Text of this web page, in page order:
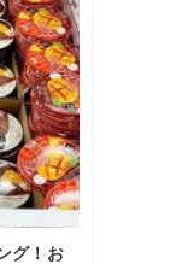
グ！お